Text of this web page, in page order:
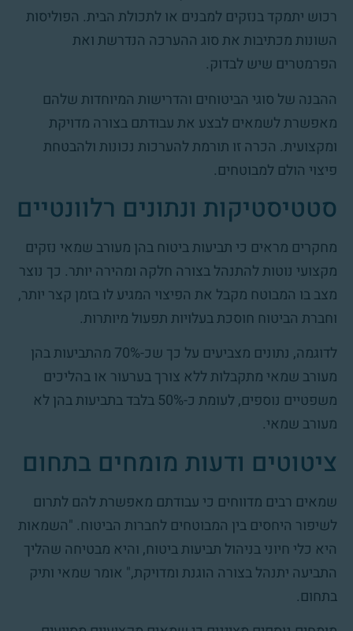
רכוש יתמקד בנזקים למבנים או לתכולת הבית. הפוליסות
השונות מכתיבות את סוג ההערכה הנדרשת ואת
הפרמטרים שיש לבדוק.
ההבנה של סוגי הביטוחים והדרישות המיוחדות שלהם
מאפשרת לשמאים לבצע את עבודתם בצורה מדויקת
ומקצועית. הכרה זו תורמת להערכות נכונות ולהבטחת
פיצוי הולם למבוטחים.
סטטיסטיקות ונתונים רלוונטיים
מחקרים מראים כי תביעות ביטוח בהן מעורב שמאי נזקים
מקצועי נוטות להתנהל בצורה חלקה ומהירה יותר. כך נוצר
מצב בו המבוטח מקבל את הפיצוי המגיע לו בזמן קצר יותר,
וחברת הביטוח חוסכת בעלויות תפעול מיותרות.
לדוגמה, נתונים מצביעים על כך שכ-70% מהתביעות בהן
מעורב שמאי מתקבלות ללא צורך בערעור או בהליכים
משפטיים נוספים, לעומת כ-50% בלבד בתביעות בהן לא
מעורב שמאי.
ציטוטים ודעות מומחים בתחום
שמאים רבים מדווחים כי עבודתם מאפשרת להם לתרום
לשיפור היחסים בין המבוטחים לחברות הביטוח. "השמאות
היא כלי חיוני בניהול תביעות ביטוח, והיא מבטיחה שהליך
התביעה יתנהל בצורה הוגנת ומדויקת," אומר שמאי ותיק
בתחום.